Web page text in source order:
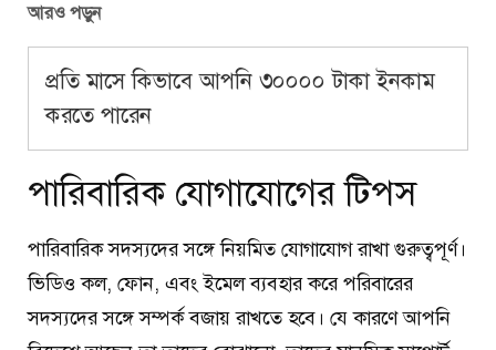
আরও পড়ুন
প্রতি মাসে কিভাবে আপনি ৩০০০০ টাকা ইনকাম
করতে পারেন
পারিবারিক যোগাযোগের টিপস
পারিবারিক সদস্যদের সঙ্গে নিয়মিত যোগাযোগ রাখা গুরুত্বপূর্ণ।
ভিডিও কল, ফোন, এবং ইমেল ব্যবহার করে পরিবারের
সদস্যদের সঙ্গে সম্পর্ক বজায় রাখতে হবে। যে কারণে আপনি